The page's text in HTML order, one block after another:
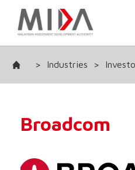
> Industries >
Broadcom